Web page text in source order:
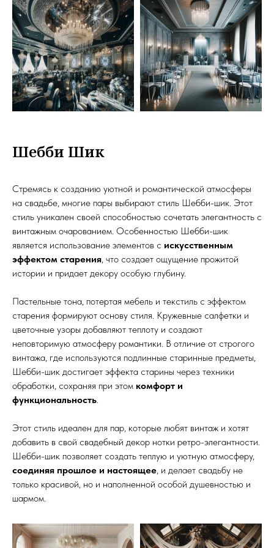
Шебби Шик
Стремясь к созданию уютной и романтической атмосферы
на свадьбе, многие пары выбирают стиль Шебби-шик. Этот
стиль уникален своей способностью сочетать элегантность с
винтажным очарованием. Особенностью Шебби-шик
является использование элементов с искусственным
эффектом старения, что создает ощущение прожитой
истории и придает декору особую глубину.
Пастельные тона, потертая мебель и текстиль с эффектом
старения формируют основу стиля. Кружевные салфетки и
цветочные узоры добавляют теплоту и создают
неповторимую атмосферу романтики. В отличие от строгого
винтажа, где используются подлинные старинные предметы,
Шебби-шик достигает эффекта старины через техники
обработки, сохраняя при этом комфорт и
функциональность.
Этот стиль идеален для пар, которые любят винтаж и хотят
добавить в свой свадебный декор нотки ретро-элегантности.
Шебби-шик позволяет создать теплую и уютную атмосферу,
соединяя прошлое и настоящее, и делает свадьбу не
только красивой, но и наполненной особой душевностью и
шармом.